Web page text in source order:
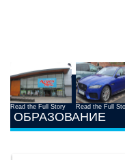
Read the Full Story Read the Full
ОБРАЗОВАНИЕ